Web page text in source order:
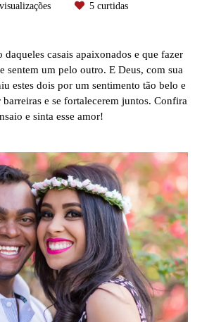
visualizações 5 curtidas
daqueles casais apaixonados e que fazer
sentem um pelo outro. E Deus, com sua
estes dois por um sentimento tão belo e
e se fortalecerem juntos. Confira
e sinta esse amor!